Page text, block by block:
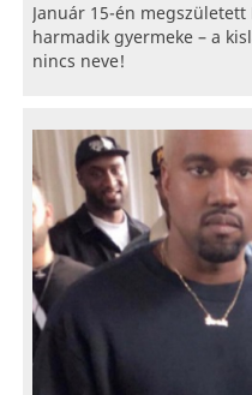
Január 15-én
harmadik gyermeke – a
nincs neve!